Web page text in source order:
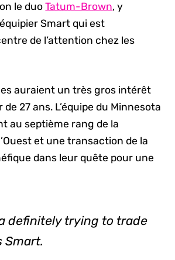
le duoTatum-Brown, y
Smart qui est
de l’attention chez les
auraient un très gros intérêt
27 ans. L’équipe du Minnesota
au septième rang de la
et une transaction de la
dans leur quête pour une
definitely trying to trade
Smart.